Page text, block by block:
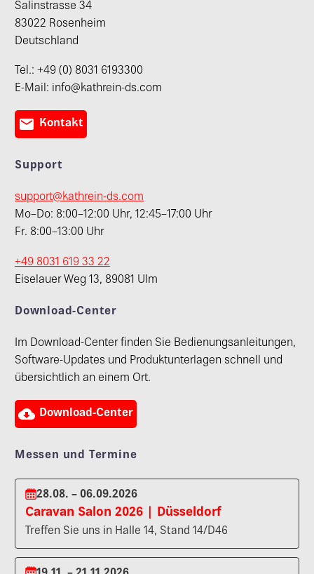
Salinstrasse 34
83022 Rosenheim
Deutschland
Tel.: +49 (0) 8031 6193300
E-Mail: info@kathrein-ds.com
 Kontakt
Support
support@kathrein-ds.com
Mo–Do: 8:00–12:00 Uhr, 12:45–17:00 Uhr
Fr. 8:00–13:00 Uhr
+49 8031 619 33 22
Eiselauer Weg 13, 89081 Ulm
Download-Center
Im Download-Center finden Sie Bedienungsanleitungen,
Software-Updates und Produktunterlagen schnell und
übersichtlich an einem Ort.
 Download-Center
Messen und Termine
28.08. – 06.09.2026
Caravan Salon 2026 | Düsseldorf
Treffen Sie uns in Halle 14, Stand 14/D46